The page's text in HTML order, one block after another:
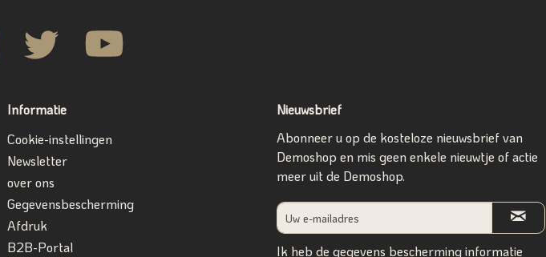
Informatie
Cookie-instellingen
Newsletter
over ons
Gegevensbescherming
Afdruk
B2B-Portal
Nieuwsbrief
Abonneer u op de kosteloze nieuwsbrief van
Demoshop en mis geen enkele nieuwtje of actie
meer uit de Demoshop.
Ik heb de gegevens bescherming informatie